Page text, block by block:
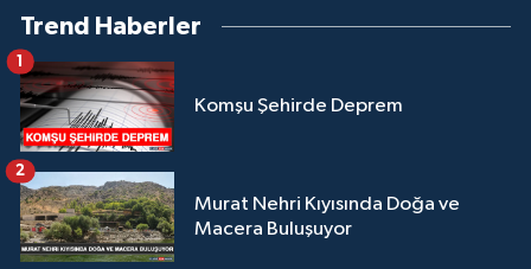
Trend Haberler
Komşu Şehirde Deprem
1
Murat Nehri Kıyısında Doğa ve
Macera Buluşuyor
2